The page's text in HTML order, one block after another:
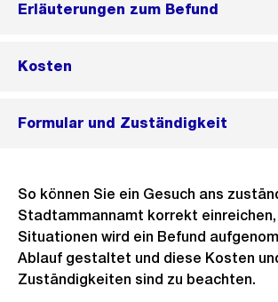
Erläuterungen zum Befund
Kosten
Formular und Zuständigkeit
So können Sie ein Gesuch ans
Stadtammannamt korrekt einreichen,
Situationen wird ein Befund
Ablauf gestaltet und diese Kosten
Zuständigkeiten sind zu beachten.